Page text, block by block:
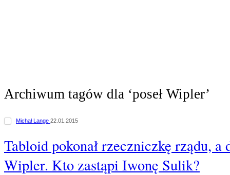
Archiwum tagów dla ‘poseł Wipler’
Michał Lange 22.01.2015
Tabloid pokonał rzeczniczkę rządu, a
Wipler. Kto zastąpi Iwonę Sulik?